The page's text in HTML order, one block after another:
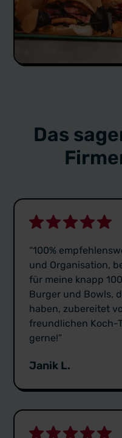
Das
“100%
und Organisation,
für meine knapp
Burger und Bowls,
haben, zubereitet
freundlichen Koch-
gerne!”
Janik L.